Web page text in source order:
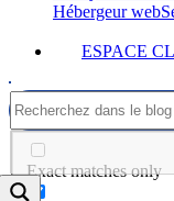
Hébergeur web
ESPACE
Exact matches only